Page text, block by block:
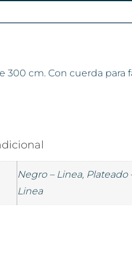
300 cm. Con cuerda para
Negro – Linea, Plateado
Linea